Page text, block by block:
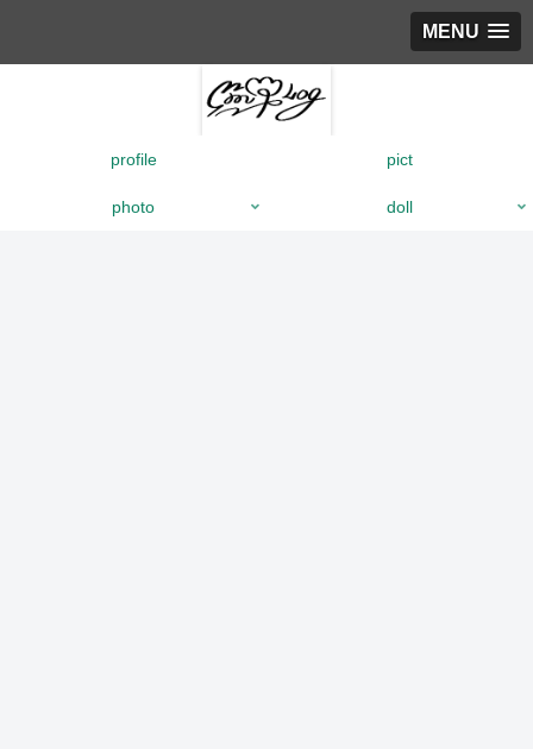
MENU
profile pict
photo doll